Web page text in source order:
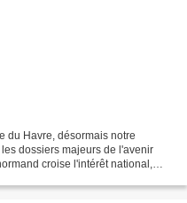
du Havre, désormais notre
dossiers majeurs de l'avenir
croise l'intérêt national,